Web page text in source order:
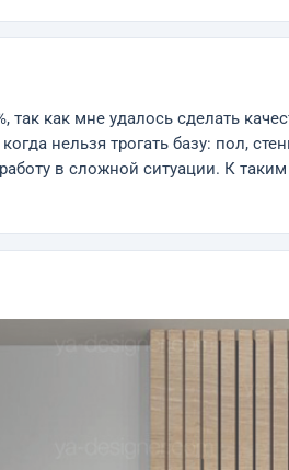
так как мне удалось сделать
нельзя трогать базу: пол,
в сложной ситуации. К